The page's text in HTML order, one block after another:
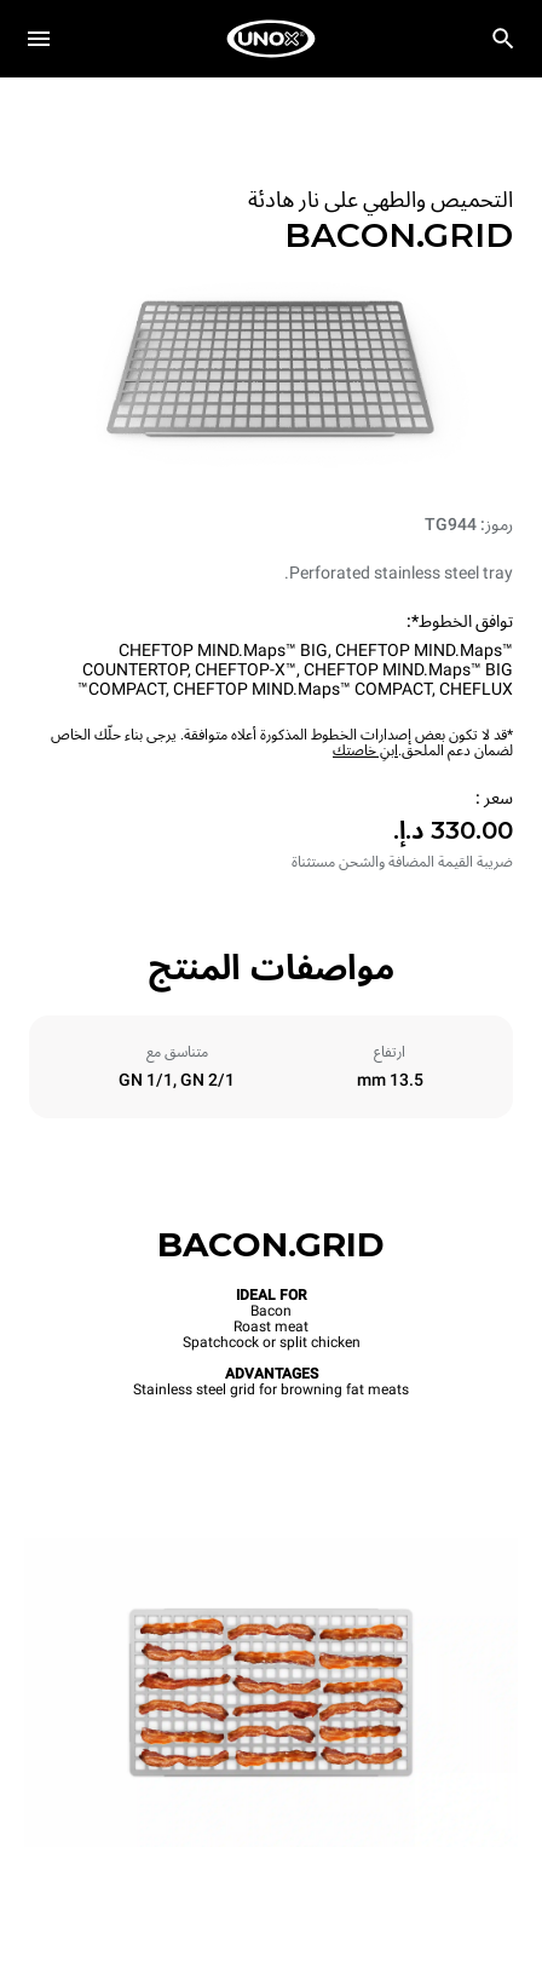
التحميص والطهي على نار هادئة
BACON.GRID
رموز: TG944
Perforated stainless steel tray.
توافق الخطوط*:
CHEFTOP MIND.Maps™ BIG, CHEFTOP MIND.Maps™
COUNTERTOP, CHEFTOP-X™, CHEFTOP MIND.Maps™ BIG
COMPACT, CHEFTOP MIND.Maps™ COMPACT, CHEFLUX™
*قد لا تكون بعض إصدارات الخطوط المذكورة أعلاه متوافقة. يرجى بناء حلّك الخاص
لضمان دعم الملحق.ابنِ خاصتك
سعر :
ضريبة القيمة المضافة والشحن مستثناة
مواصفات المنتج
ارتفاع
13.5 mm
متناسق مع
GN 1/1, GN 2/1
BACON.GRID
IDEAL FOR
Bacon
Roast meat
Spatchcock or split chicken
ADVANTAGES
Stainless steel grid for browning fat meats